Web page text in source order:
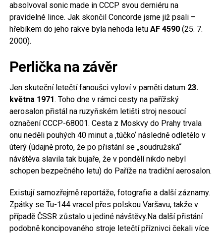
absolvoval sonic made in CCCP svou derniéru na
pravidelné lince. Jak skončil Concorde jsme již psali –
hřebíkem do jeho rakve byla nehoda letu AF 4590(25. 7.
2000).
Perlička na závěr
Jen skuteční letečtí fanoušci vyloví v paměti datum 23.
května 1971. Toho dne v rámci cesty na pařížský
aerosalon přistál na ruzyňském letišti stroj nesoucí
označení CCCP-68001. Cesta z Moskvy do Prahy trvala
onu neděli pouhých 40 minut a ,túčko‘ následně odletělo v
úterý (údajně proto, že po přistání se „soudružská“
návštěva slavila tak bujaře, že v pondělí nikdo nebyl
schopen bezpečného letu) do Paříže na tradiční aerosalon.
Existují samozřejmě reportáže, fotografie a další záznamy.
Zpátky se Tu-144 vracel přes polskou Varšavu, takže v
případě ČSSR zůstalo u jediné návštěvy.Na další přistání
podobně koncipovaného stroje letečtí příznivci čekali více